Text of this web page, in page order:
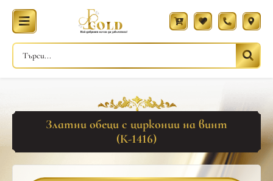
Златни обеци с цирконии на винт
(К-1416)